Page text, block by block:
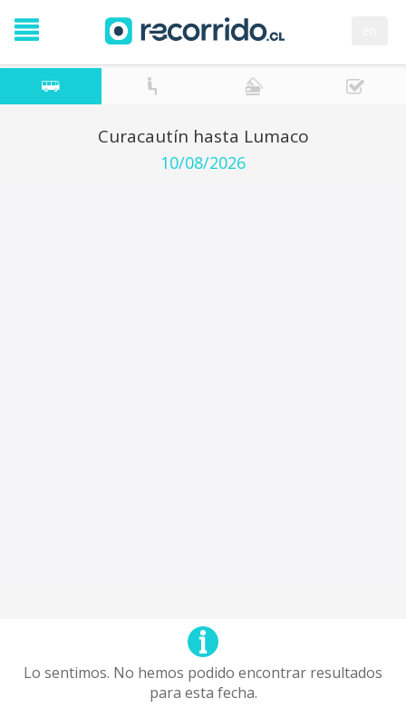
Curacautín hasta Lumaco
10/08/2026
Lo sentimos. No hemos podido encontrar resultados
para esta fecha.